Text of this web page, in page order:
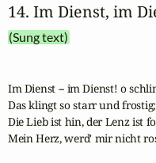
14. Im Dienst, im
(Sung text)
Im Dienst -- im Dienst! o
Das klingt so starr und frostig;
Die Lieb ist hin, der Lenz ist
Mein Herz, werd' mir nicht